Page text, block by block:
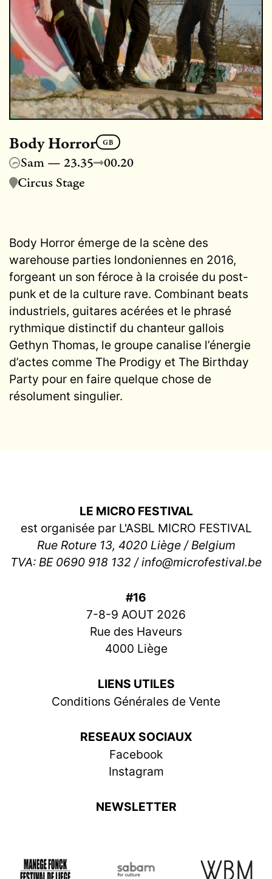
Body Horror GB
Sam — 23.35
00.20
Circus Stage
Body Horror émerge de la scène des
warehouse parties londoniennes en 2016,
forgeant un son féroce à la croisée du post-
punk et de la culture rave. Combinant beats
industriels, guitares acérées et le phrasé
rythmique distinctif du chanteur gallois
Gethyn Thomas, le groupe canalise l’énergie
d’actes comme The Prodigy et The Birthday
Party pour en faire quelque chose de
résolument singulier.
LE MICRO FESTIVAL
est organisée par L'ASBL MICRO FESTIVAL
Rue Roture 13, 4020 Liège / Belgium
TVA: BE 0690 918 132 / info@microfestival.be
#16
7-8-9 AOUT 2026
Rue des Haveurs
4000 Liège
LIENS UTILES
Conditions Générales de Vente
RESEAUX SOCIAUX
Facebook
Instagram
NEWSLETTER